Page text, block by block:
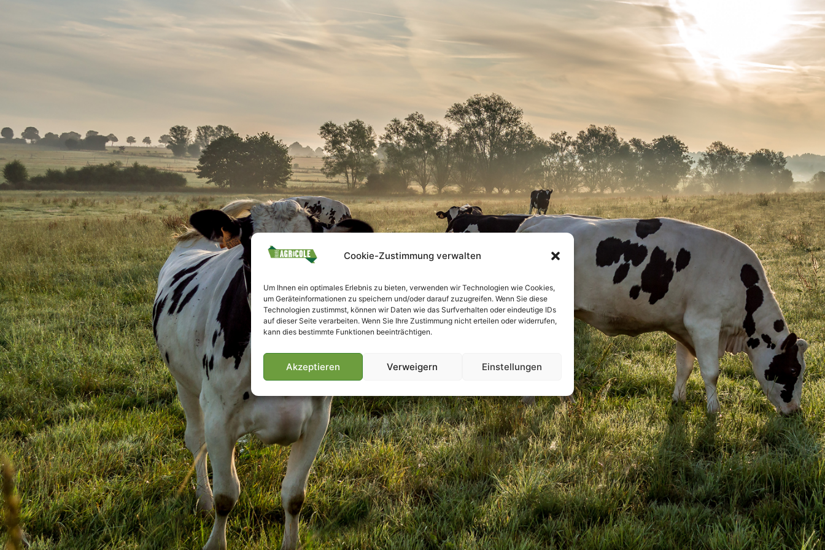
Cookie-Zustimmung verwalten
Um Ihnen ein optimales Erlebnis zu bieten, verwenden wir Technologien wie Cookies,
um Geräteinformationen zu speichern und/oder darauf zuzugreifen. Wenn Sie diese
Technologien zustimmst, können wir Daten wie das Surfverhalten oder eindeutige IDs
auf dieser Seite verarbeiten. Wenn Sie Ihre Zustimmung nicht erteilen oder widerrufen,
kann dies bestimmte Funktionen beeinträchtigen.
Akzeptieren Verweigern Einstellungen
Villmools Merci! Bis nächst Joer!